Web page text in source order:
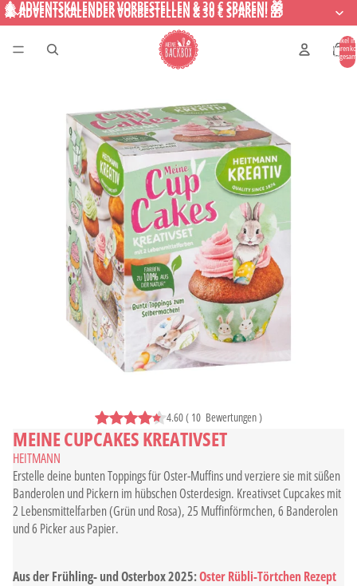
🎄 ADVENTSKALENDER VORBESTELLEN & 30 € SPAREN! 🎁
🎄 ADVENTSKALENDER VORBESTELLEN & 30 € SPAREN! 🎁
Artikel im
4.60( 10 Bewertungen)
MEINE CUPCAKES KREATIVSET
HEITMANN
Erstelle deine bunten Toppings für Oster-Muffins und verziere sie mit süßen
Banderolen und Pickern im hübschen Osterdesign. Kreativset Cupcakes mit
2 Lebensmittelfarben (Grün und Rosa), 25 Muffinförmchen, 6 Banderolen
und 6 Picker aus Papier.
Aus der Frühling- und Osterbox 2025:Oster Rübli-Törtchen Rezept